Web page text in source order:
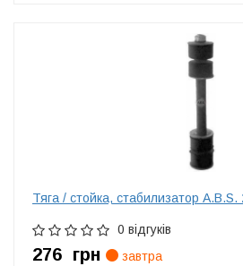
Тяга / стойка, стабилизатор A.B.S.
0 відгуків
276 грн
завтра